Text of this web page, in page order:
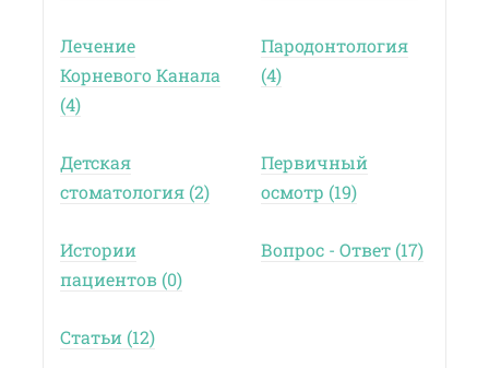
Лечение
Корневого Канала
(4)
Пародонтология
(4)
Детская
стоматология (2)
Первичный
осмотр (19)
Истории
пациентов (0)
Вопрос - Ответ (17)
Статьи (12)